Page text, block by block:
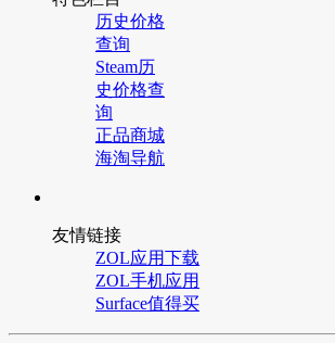
历史价格
查询
Steam历
史价格查
询
正品商城
海淘导航
友情链接
ZOL应用下载
ZOL手机应用
Surface值得买